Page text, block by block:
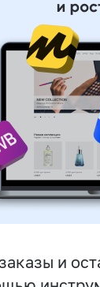
и